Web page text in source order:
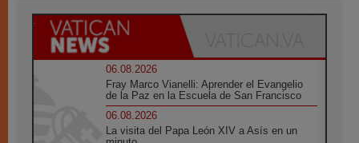
06.08.2026
Fray Marco Vianelli: Aprender el Evangelio
de la Paz en la Escuela de San Francisco
06.08.2026
La visita del Papa León XIV a Asís en un